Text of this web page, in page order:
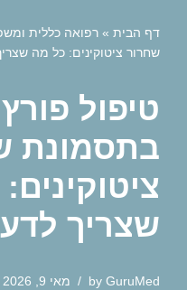
דף הבית » רפואה כללית
שחרור ציטוקינים: כל מה
טיפול
בתסמונת
שצריך
by GuruMed מאי 9, 2026